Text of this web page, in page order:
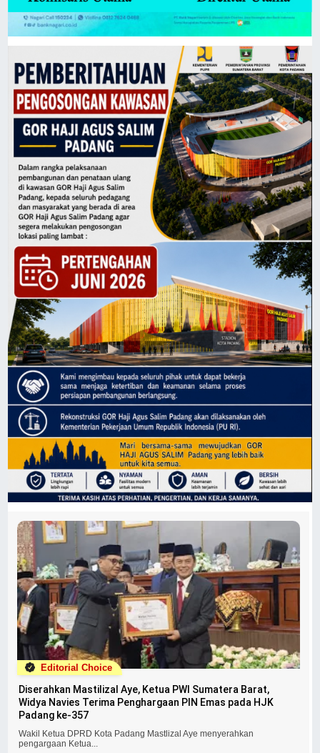
Editorial Choice
Diserahkan Mastilizal Aye, Ketua PWI Sumatera Barat,
Widya Navies Terima Penghargaan PIN Emas pada HJK
Padang ke-357
Wakil Ketua DPRD Kota Padang Mastlizal Aye menyerahkan
pengargaan Ketua...